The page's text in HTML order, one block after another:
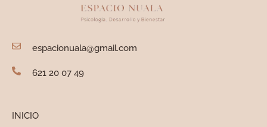
espacionuala@gmail.com
621 20 07 49
INICIO